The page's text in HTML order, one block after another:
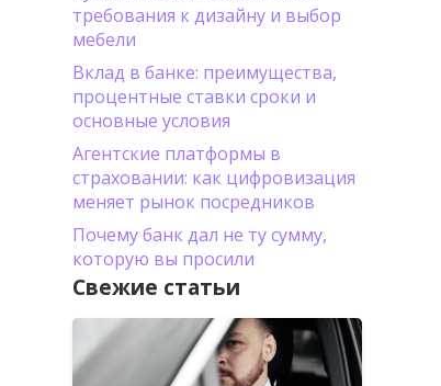
требования к дизайну и выбор
мебели
Вклад в банке: преимущества,
процентные ставки сроки и
основные условия
Агентские платформы в
страховании: как цифровизация
меняет рынок посредников
Почему банк дал не ту сумму,
которую вы просили
Свежие статьи